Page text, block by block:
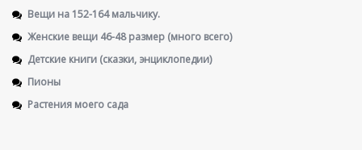
Вещи на 152-164 мальчику.
Женские вещи 46-48 размер (много всего)
Детские книги (сказки, энциклопедии)
Пионы
Растения моего сада